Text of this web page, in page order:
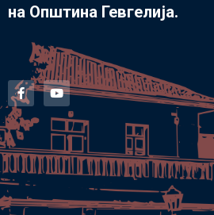
на Општина Гевгелија.